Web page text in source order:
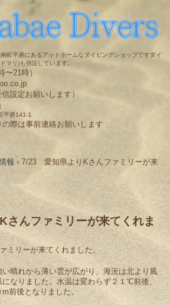
町平碆にあるアットホームなダイビングショップですダイ
リ)も併設しています。
21時）
設定お願いします）
平碆141-1
際は事前連絡お願いします
報 › 7/23 愛知県よりKさんファミリーが来
んファミリーが来てくれま
ミリーが来てくれました。
晴れから薄い雲が広がり、海況は北より風
なりました。水温は変わらず２１℃前後、
前後となりました。